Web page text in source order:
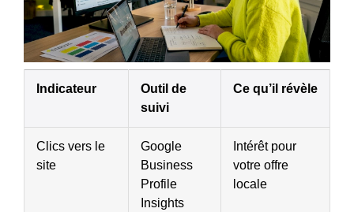
Indicateur
Outil de
suivi
Ce qu’il révèle
Clics vers le
site
Google
Business
Profile
Insights
Intérêt pour
votre offre
locale